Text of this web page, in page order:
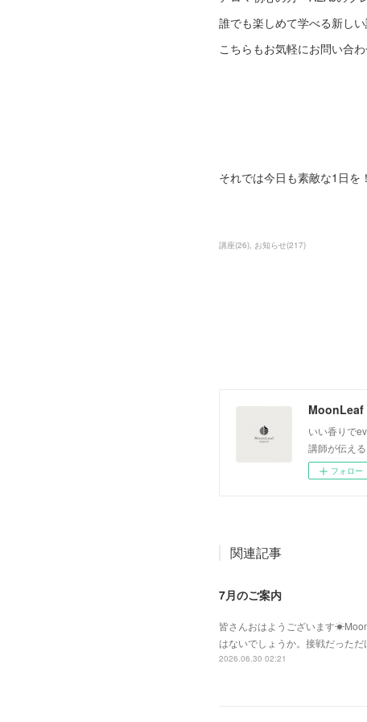
誰でも楽しめて学べる新しい
こちらもお気軽にお問い合
それでは今日も素敵な1日を！
講座(26) お知らせ(217)
いい香りで
講師が伝え
フォロー
関連記事
7月のご案内
皆さんおはようございます
はないでしょうか。接戦だった
2026.06.30 02:21